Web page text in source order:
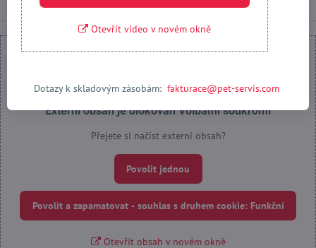
Externí obsah je blokován Volbami soukromí
Přejete si načíst externí obsah?
Povolit jednou
Povolit a zapamatovat - souhlas s druhem cookie: Funkční
Otevřít obsah v novém okně
Otevřít video v novém okně
Dotazy k skladovým zásobám:fakturace@pet-servis.com